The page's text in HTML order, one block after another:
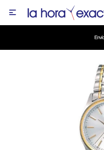
